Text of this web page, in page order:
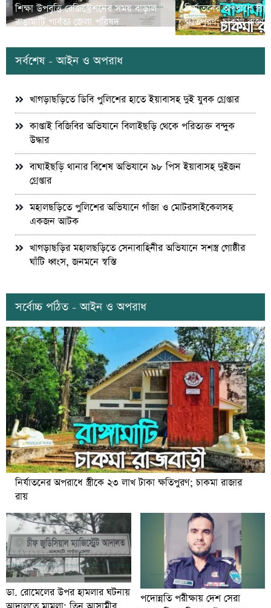
শিক্ষা উপবৃত্তি রেজিস্ট্রেশনের সময় বাড়াল
রাঙামাটি পার্বত্য জেলা পরিষদ
নির্যাতনের অপরাধে
ক্ষতিপুরণ; চাকমা
সর্বশেষ - আইন ও অপরাধ
খাগড়াছড়িতে ডিবি পুলিশের হাতে ইয়াবাসহ দুই যুবক গ্রেপ্তার
কাপ্তাই বিজিবির অভিযানে বিলাইছড়ি থেকে পরিত্যক্ত বন্দুক
উদ্ধার
বাঘাইছড়ি থানার বিশেষ অভিযানে ৯৮ পিস ইয়াবাসহ দুইজন
গ্রেপ্তার
মহালছড়িতে পুলিশের অভিযানে গাঁজা ও মোটরসাইকেলসহ
একজন আটক
খাগড়াছড়ির মহালছড়িতে সেনাবাহিনীর অভিযানে সশস্ত্র গোষ্ঠীর
ঘাঁটি ধ্বংস, জনমনে স্বস্তি
সর্বোচ্চ পঠিত - আইন ও অপরাধ
নির্যাতনের অপরাধে স্ত্রীকে ২৩ লাখ টাকা ক্ষতিপুরণ; চাকমা রাজার
রায়
ডা. রোমেলের উপর হামলার ঘটনায়
পদোন্নতি পরীক্ষায় দেশ সেরা